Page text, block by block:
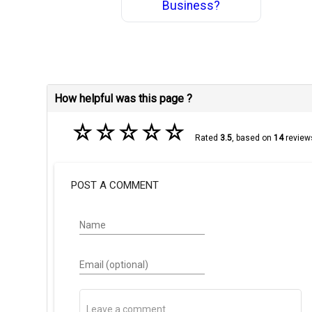
Business?
How helpful was this page ?
☆☆☆☆☆ Rated 3.5, based on 14
POST A COMMENT
Name
Email (optional)